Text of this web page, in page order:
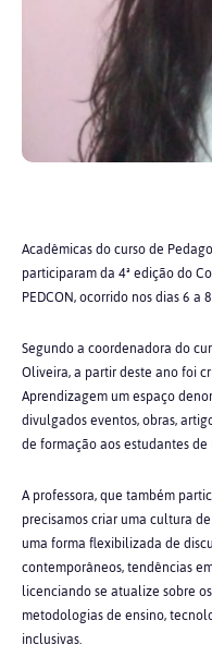
Acadêmicas do curso de
participaram da 4ª edição do
PEDCON, ocorrido nos dias 6 a
Segundo a coordenadora do
Oliveira, a partir deste ano foi
Aprendizagem um espaço
divulgados eventos, obras,
de formação aos estudantes
A professora, que também
precisamos criar uma cultura
uma forma flexibilizada de
contemporâneos, tendências
licenciando se atualize sobre
metodologias de ensino,
inclusivas.